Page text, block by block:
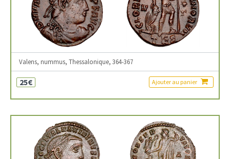
Valens, nummus, Thessalonique, 364-367
25€ Ajouter au panier